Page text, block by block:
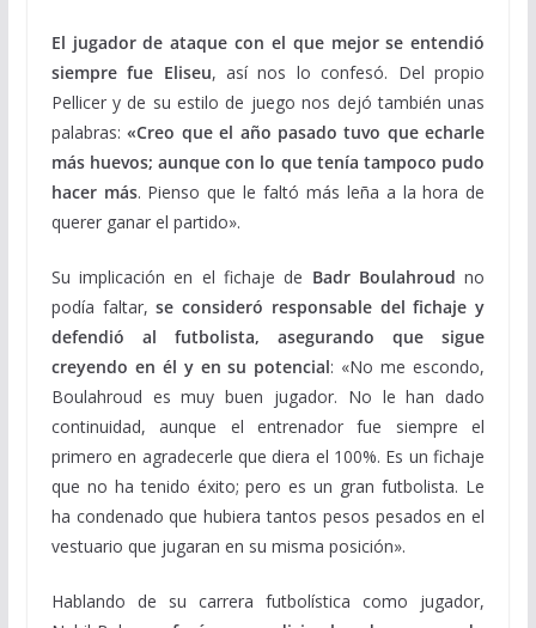
El jugador de ataque con el que mejor se entendió
siempre fue Eliseu, así nos lo confesó. Del propio
Pellicer y de su estilo de juego nos dejó también unas
palabras:«Creo que el año pasado tuvo que echarle
más huevos; aunque con lo que tenía tampoco pudo
hacer más. Pienso que le faltó más leña a la hora de
querer ganar el partido».
Su implicación en el fichaje de Badr Boulahroud no
podía faltar,se consideró responsable del fichaje y
defendió al futbolista, asegurando que sigue
creyendo en él y en su potencial: «No me escondo,
Boulahroud es muy buen jugador. No le han dado
continuidad, aunque el entrenador fue siempre el
primero en agradecerle que diera el 100%. Es un fichaje
que no ha tenido éxito; pero es un gran futbolista. Le
ha condenado que hubiera tantos pesos pesados en el
vestuario que jugaran en su misma posición».
Hablando de su carrera futbolística como jugador,